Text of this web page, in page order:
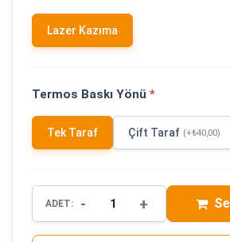
Lazer Kazıma
Termos Baskı Yönü *
Tek Taraf Çift Taraf (+₺40,00)
ADET: - +